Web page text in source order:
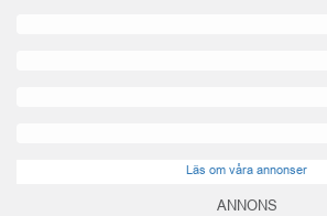
Läs om våra annonser
ANNONS